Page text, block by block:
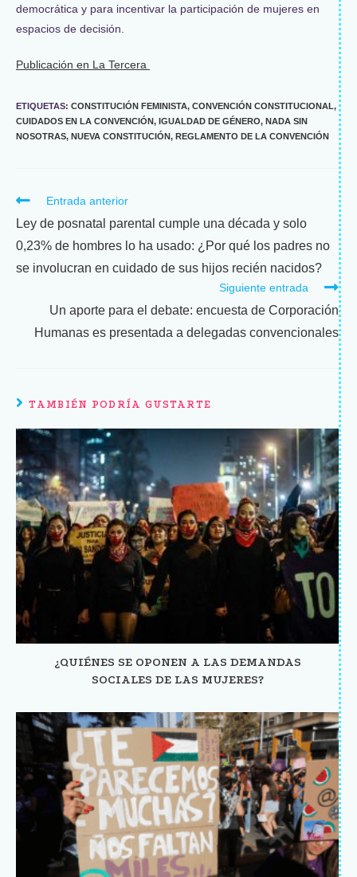
democrática y para incentivar la participación de mujeres en
espacios de decisión.
Publicación en La Tercera
ETIQUETAS: CONSTITUCIÓN FEMINISTA, CONVENCIÓN CONSTITUCIONAL,
CUIDADOS EN LA CONVENCIÓN, IGUALDAD DE GÉNERO, NADA SIN
NOSOTRAS, NUEVA CONSTITUCIÓN, REGLAMENTO DE LA CONVENCIÓN
Entrada anterior
Ley de posnatal parental cumple una década y solo
0,23% de hombres lo ha usado: ¿Por qué los padres no
se involucran en cuidado de sus hijos recién nacidos?
Siguiente entrada
Un aporte para el debate: encuesta de Corporación
Humanas es presentada a delegadas convencionales
TAMBIÉN PODRÍA GUSTARTE
¿QUIÉNES SE OPONEN A LAS DEMANDAS
SOCIALES DE LAS MUJERES?